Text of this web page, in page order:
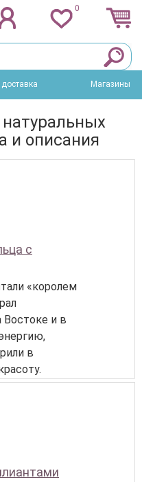
0
Магазины
и описания
с
«королем
Востоке и в
в